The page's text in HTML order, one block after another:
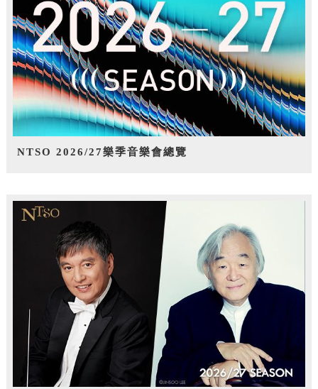
NTSO 2026/27樂季音樂會總覽